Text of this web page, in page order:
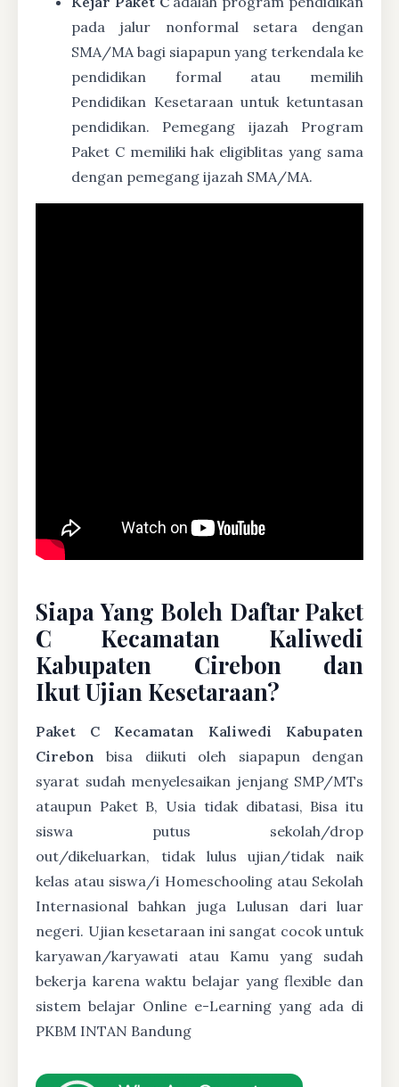
pada jalur nonformal setara dengan
SMA/MA bagi siapapun yang terkendala ke
pendidikan formal atau memilih
Pendidikan Kesetaraan untuk ketuntasan
pendidikan. Pemegang ijazah Program
Paket C memiliki hak eligiblitas yang sama
dengan pemegang ijazah SMA/MA.
Siapa Yang Boleh Daftar Paket
C Kecamatan Kaliwedi
Kabupaten Cirebon dan
Ikut Ujian Kesetaraan?
Paket C Kecamatan Kaliwedi Kabupaten
Cirebon bisa diikuti oleh siapapun dengan
syarat sudah menyelesaikan jenjang SMP/MTs
ataupun Paket B, Usia tidak dibatasi, Bisa itu
siswa putus sekolah/drop
out/dikeluarkan, tidak lulus ujian/tidak naik
kelas atau siswa/i Homeschooling atau Sekolah
Internasional bahkan juga Lulusan dari luar
negeri. Ujian kesetaraan ini sangat cocok untuk
karyawan/karyawati atau Kamu yang sudah
bekerja karena waktu belajar yang flexible dan
sistem belajar Online e-Learning yang ada di
PKBM INTAN Bandung